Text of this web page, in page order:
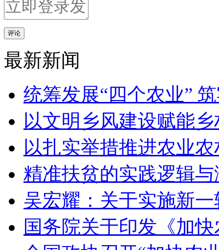
评论
最新新闻
统筹发展“四个农业”
以文明乡风建设赋能
以扎实举措推进农业
精准扶贫的实践逻辑
吴宏耀：关于实施新
国务院关于印发《加